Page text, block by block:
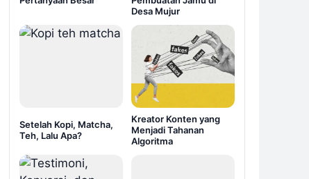
Desa Mujur
Setelah Kopi, Matcha,
Teh, Lalu Apa?
Kreator Konten yang
Menjadi Tahanan
Algoritma